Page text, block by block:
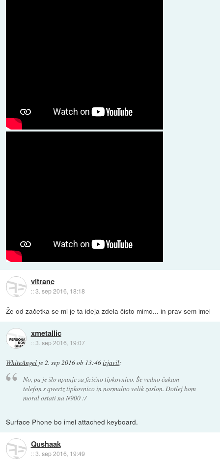
vitranc
::3. sep 2016, 18:18
Že od začetka se mi je ta ideja zdela čisto mimo... in prav sem imel
xmetallic
::3. sep 2016, 19:07
WhiteAngel je2. sep 2016 ob 13:46izjavil:
No, pa je šlo upanje za fizično tipkovnico. Še vedno čakam
telefon s qwertz tipkovnico in normalno velik zaslon. Dotlej bom
moral ostati na N900 :/
Surface Phone bo imel attached keyboard.
Qushaak
::3. sep 2016, 19:49